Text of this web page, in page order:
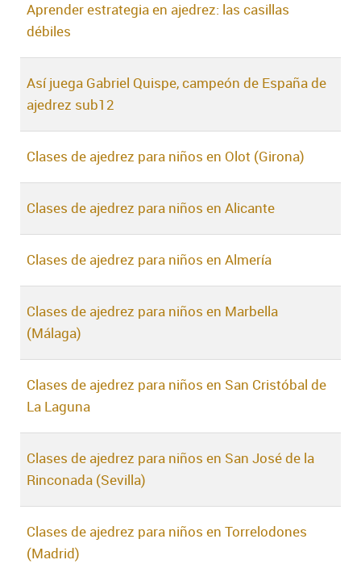
Aprender estrategia en ajedrez: las casillas
débiles
Así juega Gabriel Quispe, campeón de España de
ajedrez sub12
Clases de ajedrez para niños en Olot (Girona)
Clases de ajedrez para niños en Alicante
Clases de ajedrez para niños en Almería
Clases de ajedrez para niños en Marbella
(Málaga)
Clases de ajedrez para niños en San Cristóbal de
La Laguna
Clases de ajedrez para niños en San José de la
Rinconada (Sevilla)
Clases de ajedrez para niños en Torrelodones
(Madrid)